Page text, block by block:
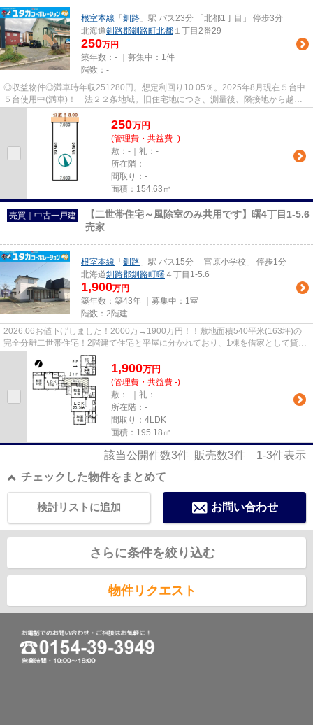
根室本線 「 釧路 」駅 バス23分 「北都1丁目」 停歩3分
北海道釧路郡釧路町北都 １丁目2番29
250万円
築年数：- ｜募集中： 1件
階数：-
◎収益物件◎満車時年収251280円。想定利回り10.05％。2025年8月現在５台中
５台使用中(満車)！ 法２２条地域。旧住宅地につき、測量後、隣接地から越境
が確認される場合があります（ブ...
250万円
(管理費・共益費 -)
敷：-｜礼：-
所在階：-
間取り：-
面積：154.63㎡
売買｜中古一戸建
【二世帯住宅～風除室のみ共用です】曙4丁目1-5.6
売家
根室本線 「 釧路 」駅 バス15分 「富原小学校」 停歩1分
北海道釧路郡釧路町曙 ４丁目1-5.6
1,900万円
築年数：築43年 ｜募集中： 1室
階数：2階建
2026.06お値下げしました！2000万→1900万円！！敷地面積540平米(163坪)の
完全分離二世帯住宅！2階建て住宅と平屋に分かれており、1棟を借家として貸し
出すことも出来ます♪投資物件を同...
1,900万円
(管理費・共益費 -)
敷：-｜礼：-
所在階：-
間取り：4LDK
面積：195.18㎡
該当公開件数3件 販売数3件 1-3件表示
チェックした物件をまとめて
お問い合わせ
検討リストに追加
さらに条件を絞り込む
物件リクエスト